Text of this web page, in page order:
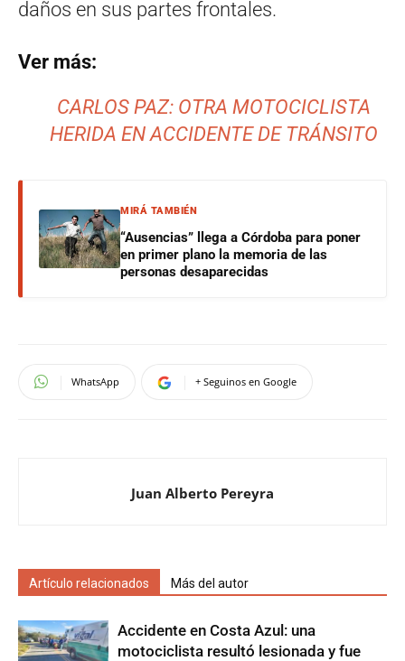
daños en sus partes frontales.
Ver más:
CARLOS PAZ: OTRA MOTOCICLISTA
HERIDA EN ACCIDENTE DE TRÁNSITO
MIRÁ TAMBIÉN
“Ausencias” llega a Córdoba para poner
en primer plano la memoria de las
personas desaparecidas
WhatsApp + Seguinos en Google
Juan Alberto Pereyra
Artículo relacionados Más del autor
Accidente en Costa Azul: una
motociclista resultó lesionada y fue